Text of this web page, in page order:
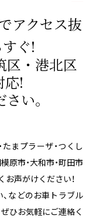
アクセス抜
ぐ!
区・港北区
応!
い。
たまプラーザ・つくし
原市・大和市・町田市
声がけください！
などのお車トラブル
ひお気軽にご連絡く